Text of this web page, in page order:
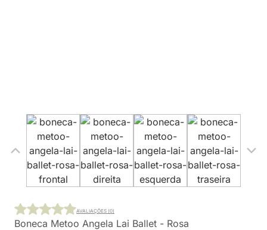
Boneca Metoo Angela Lai Ballet - Rosa
AVALIAÇÕES (0)